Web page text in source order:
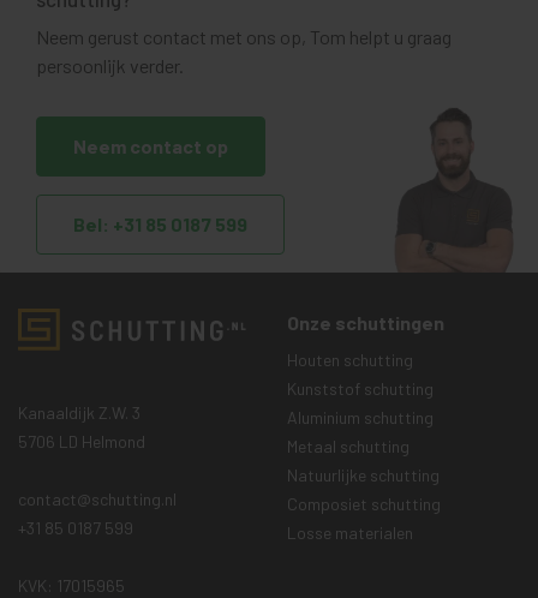
Neem gerust contact met ons op, Tom helpt u graag
persoonlijk verder.
Neem contact op
Bel: +31 85 0187 599
Kanaaldijk Z.W. 3
5706 LD Helmond
contact@schutting.nl
+31 85 0187 599
KVK: 17015965
Onze schuttingen
Houten schutting
Kunststof schutting
Aluminium schutting
Metaal schutting
Natuurlijke schutting
Composiet schutting
Losse materialen